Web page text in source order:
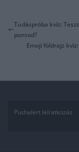
Tudáspróba kvíz:
pontod?
Emoji földrajz
Pushalert leíratkozás